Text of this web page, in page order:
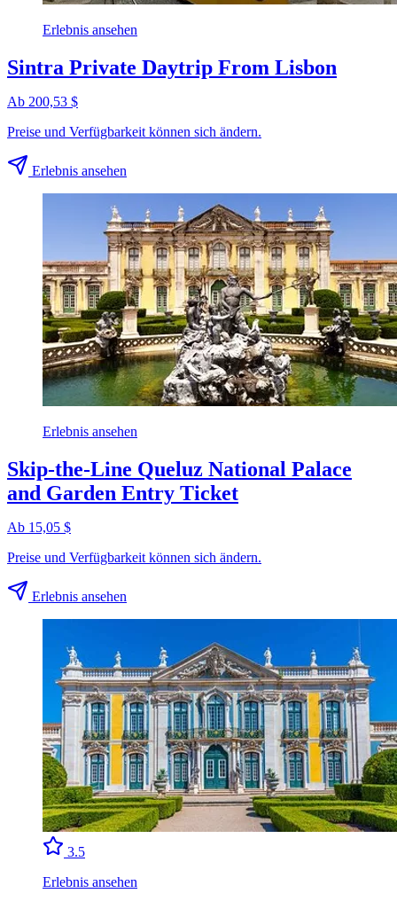
Erlebnis ansehen
Sintra Private Daytrip From Lisbon
Ab 200,53 $
Preise und Verfügbarkeit können sich ändern.
Erlebnis ansehen
Erlebnis ansehen
Skip-the-Line Queluz National Palace
and Garden Entry Ticket
Ab 15,05 $
Preise und Verfügbarkeit können sich ändern.
Erlebnis ansehen
3.5
Erlebnis ansehen